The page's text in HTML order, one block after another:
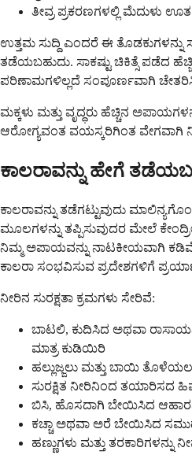
ತೀವ್ರ ಪ್ರಕರಣಗಳಲ್ಲಿ ಮೆದುಳು ಊತ
ಉತ್ತಮ ಸುದ್ದಿ ಎಂದರೆ ಈ
ತಡೆಯಬಹುದು. ಸಾಕಷ್ಟು ಚಿಕಿತ್ಸೆ ಪಡೆದ
ಪರಿಣಾಮಗಳಿಲ್ಲದೆ ಸಂಪೂರ್ಣವಾಗಿ
ಮಕ್ಕಳು ಮತ್ತು ವೃದ್ಧರು ಹೆಚ್ಚಿನ
ಆರೋಗ್ಯವಂತ ವಯಸ್ಕರಿಗಿಂತ ವೇಗವಾಗಿ
ಕಾಲರಾವನ್ನು ಹೇಗೆ
ಕಾಲರಾವನ್ನು ತಡೆಗಟ್ಟುವುದು
ಮೂಲಗಳನ್ನು ತಪ್ಪಿಸುವುದರ ಮೇಲೆ
ನಿಮ್ಮ ಅಪಾಯವನ್ನು ನಾಟಕೀಯವಾಗಿ
ಕಾಲರಾ ಸಂಭವಿಸುವ ಪ್ರದೇಶಗಳಿಗೆ
ನೀರಿನ ಸುರಕ್ಷತಾ ಕ್ರಮಗಳು ಸೇರಿವೆ:
ಬಾಟಲಿ, ಕುದಿಸಿದ ಅಥವಾ
ಮಾತ್ರ ಕುಡಿಯಿರಿ
ಹಲ್ಲುಜ್ಜಲು ಮತ್ತು ಬಾಯಿ
ಸುರಕ್ಷಿತ ನೀರಿನಿಂದ ತಯಾರಿಸದ
ಬಿಸಿ, ಹೊಸದಾಗಿ ಬೇಯಿಸಿದ
ಕಚ್ಚಾ ಅಥವಾ ಅರೆ ಬೇಯಿಸಿದ
ಹಣ್ಣುಗಳು ಮತ್ತು ತರಕಾರಿಗಳನ್ನು